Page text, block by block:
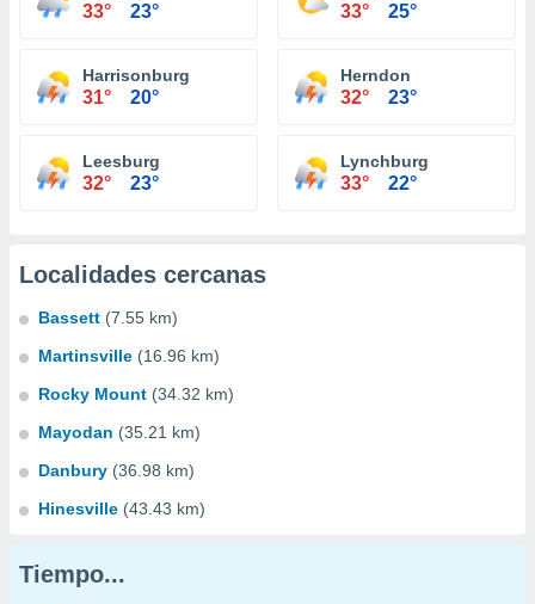
33° 23° 33° 25°
Harrisonburg
31° 20°
Herndon
32° 23°
Leesburg
32° 23°
Lynchburg
33° 22°
Localidades cercanas
Bassett (7.55 km)
Martinsville (16.96 km)
Rocky Mount (34.32 km)
Mayodan (35.21 km)
Danbury (36.98 km)
Hinesville (43.43 km)
Tiempo...